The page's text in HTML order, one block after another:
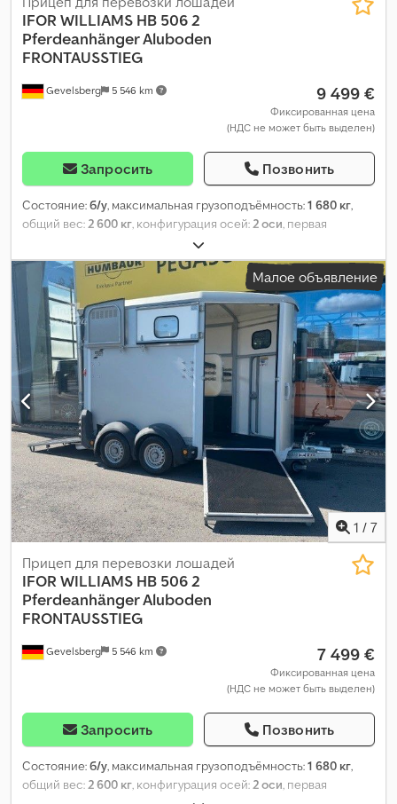
Gevelsberg 5 546 km
IFOR WILLIAMS HB 506 2
Pferdeanhänger Aluboden
FRONTAUSSTIEG
9 499 €
Фиксированная цена
(НДС не может быть выделен)
Запросить Позвонить
Состояние:б/у, максимальная грузоподъёмность:1 680 кг,
общий вес:2 600 кг, конфигурация осей:2 оси, первая
, следующая проверка (TÜV):
длина грузового отсека:3 260 мм, ширина пространства для
загрузки: 1 650 мм, высота грузового отсека:2 300 мм, общая
ширина:2 100 мм, общая высота:2 750 мм, Год выпуска:2021,
Оборудование:гидроборт,
Малое объявление
1 / 7
Gevelsberg 5 546 km
Прицеп для перевозки лошадей
IFOR WILLIAMS HB 506 2
Pferdeanhänger Aluboden
FRONTAUSSTIEG
7 499 €
Фиксированная цена
(НДС не может быть выделен)
Запросить Позвонить
Состояние:б/у, максимальная грузоподъёмность:1 680 кг,
общий вес:2 600 кг, конфигурация осей:2 оси, первая